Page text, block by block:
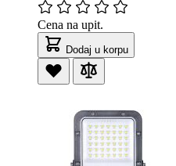
Cena na upit.
Dodaj u korpu